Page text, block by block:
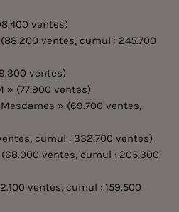
ventes)
ventes, cumul : 245.700
ventes)
» (77.900 ventes)
» (69.700 ventes,
cumul : 332.700 ventes)
(68.000 ventes, cumul : 205.300
ventes, cumul : 159.500